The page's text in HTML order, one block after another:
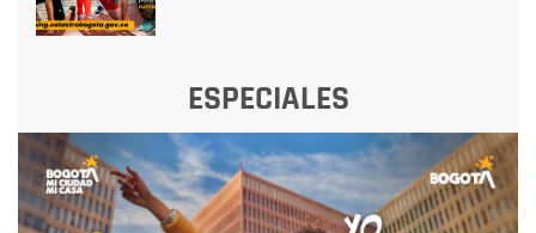
ESPECIALES